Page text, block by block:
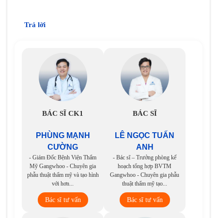
Trả lời
BÁC SĨ CK1
PHÙNG MẠNH
CƯỜNG
- Giám Đốc Bệnh Viện Thẩm
Mỹ Gangwhoo - Chuyên gia
phẫu thuật thẩm mỹ và tạo hình
với hơn...
Bác sĩ tư vấn
BÁC SĨ
LÊ NGỌC TUẤN
ANH
- Bác sĩ – Trưởng phòng kế
hoạch tổng hợp BVTM
Gangwhoo - Chuyên gia phẫu
thuật thẩm mỹ tạo...
Bác sĩ tư vấn